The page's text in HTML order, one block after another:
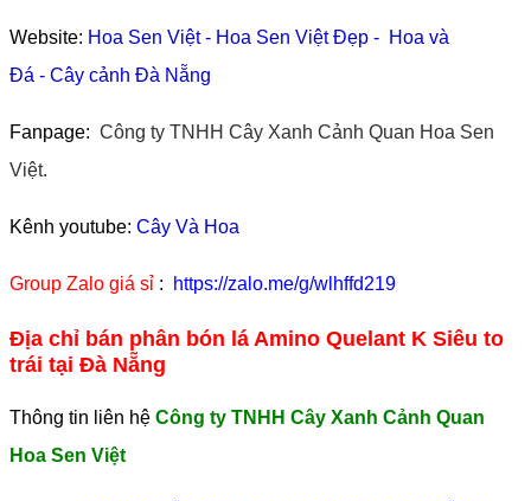
Website: Hoa Sen Việt- Hoa Sen Việt Đẹp - Hoa và
Đá - Cây cảnh Đà Nẵng
Fanpage: Công ty TNHH Cây Xanh Cảnh Quan Hoa Sen
Việt.
Kênh youtube: Cây Và Hoa
Group Zalo giá sỉ : https://zalo.me/g/wlhffd219
Địa chỉ bán phân bón lá Amino Quelant K Siêu to
trái tại Đà Nẵng
Thông tin liên hệ Công ty TNHH Cây Xanh Cảnh Quan
Hoa Sen Việt